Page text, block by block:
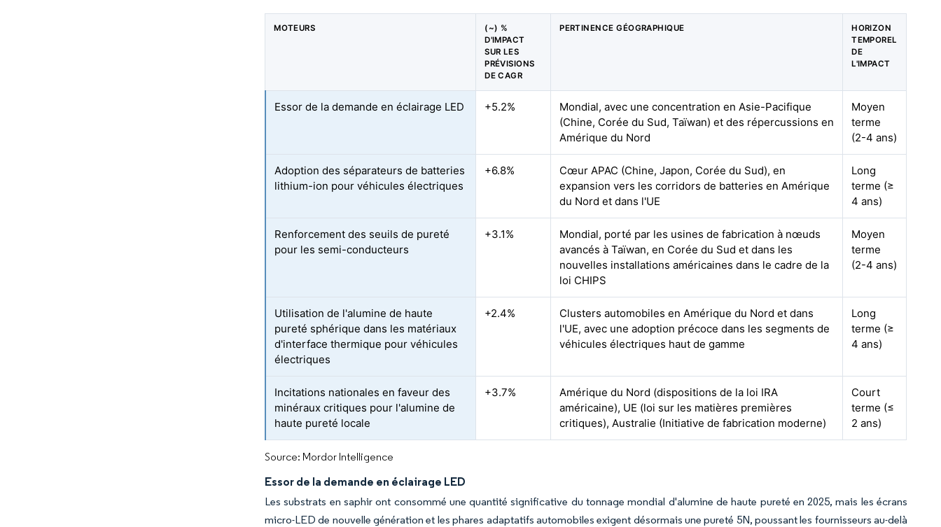
MOTEURS
(~) %
D'IMPACT
SUR LES
PRÉVISIONS
DE CAGR
PERTINENCE GÉOGRAPHIQUE
HORIZON
TEMPOREL
DE
L'IMPACT
Essor de la demande en éclairage LED +5.2%
Mondial, avec une concentration en Asie-Pacifique
(Chine, Corée du Sud, Taïwan) et des répercussions en
Amérique du Nord
Moyen
terme
(2-4 ans)
Adoption des séparateurs de batteries
lithium-ion pour véhicules électriques
+6.8%
Cœur APAC (Chine, Japon, Corée du Sud), en
expansion vers les corridors de batteries en Amérique
du Nord et dans l'UE
Long
terme (≥
4 ans)
Renforcement des seuils de pureté
pour les semi-conducteurs
+3.1%
Mondial, porté par les usines de fabrication à nœuds
avancés à Taïwan, en Corée du Sud et dans les
nouvelles installations américaines dans le cadre de la
loi CHIPS
Moyen
terme
(2-4 ans)
Utilisation de l'alumine de haute
pureté sphérique dans les matériaux
d'interface thermique pour véhicules
électriques
+2.4%
Clusters automobiles en Amérique du Nord et dans
l'UE, avec une adoption précoce dans les segments de
véhicules électriques haut de gamme
Long
terme (≥
4 ans)
Incitations nationales en faveur des
minéraux critiques pour l'alumine de
haute pureté locale
+3.7%
Amérique du Nord (dispositions de la loi IRA
américaine), UE (loi sur les matières premières
critiques), Australie (Initiative de fabrication moderne)
Court
terme (≤
2 ans)
Source: Mordor Intelligence
Essor de la demande en éclairage LED
Les substrats en saphir ont consommé une quantité significative du tonnage mondial d'alumine de haute pureté en 2025, mais les écrans
micro-LED de nouvelle génération et les phares adaptatifs automobiles exigent désormais une pureté 5N, poussant les fournisseurs au-delà